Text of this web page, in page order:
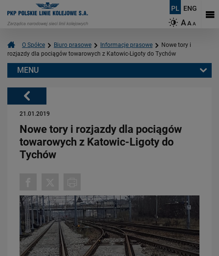
PL ENG
AAA
O Spółce Biuro prasowe Informacje prasowe
Nowe tory i
rozjazdy dla pociągów towarowych z Katowic-Ligoty do Tychów
Powrót
21.01.2019
Nowe tory i rozjazdy dla pociągów
towarowych z Katowic-Ligoty do
Tychów
MENU
PRZECZYTAJ